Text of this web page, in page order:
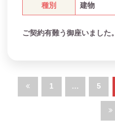
種別 建物
ご契約有難う御座いました。
稿
1 … 5